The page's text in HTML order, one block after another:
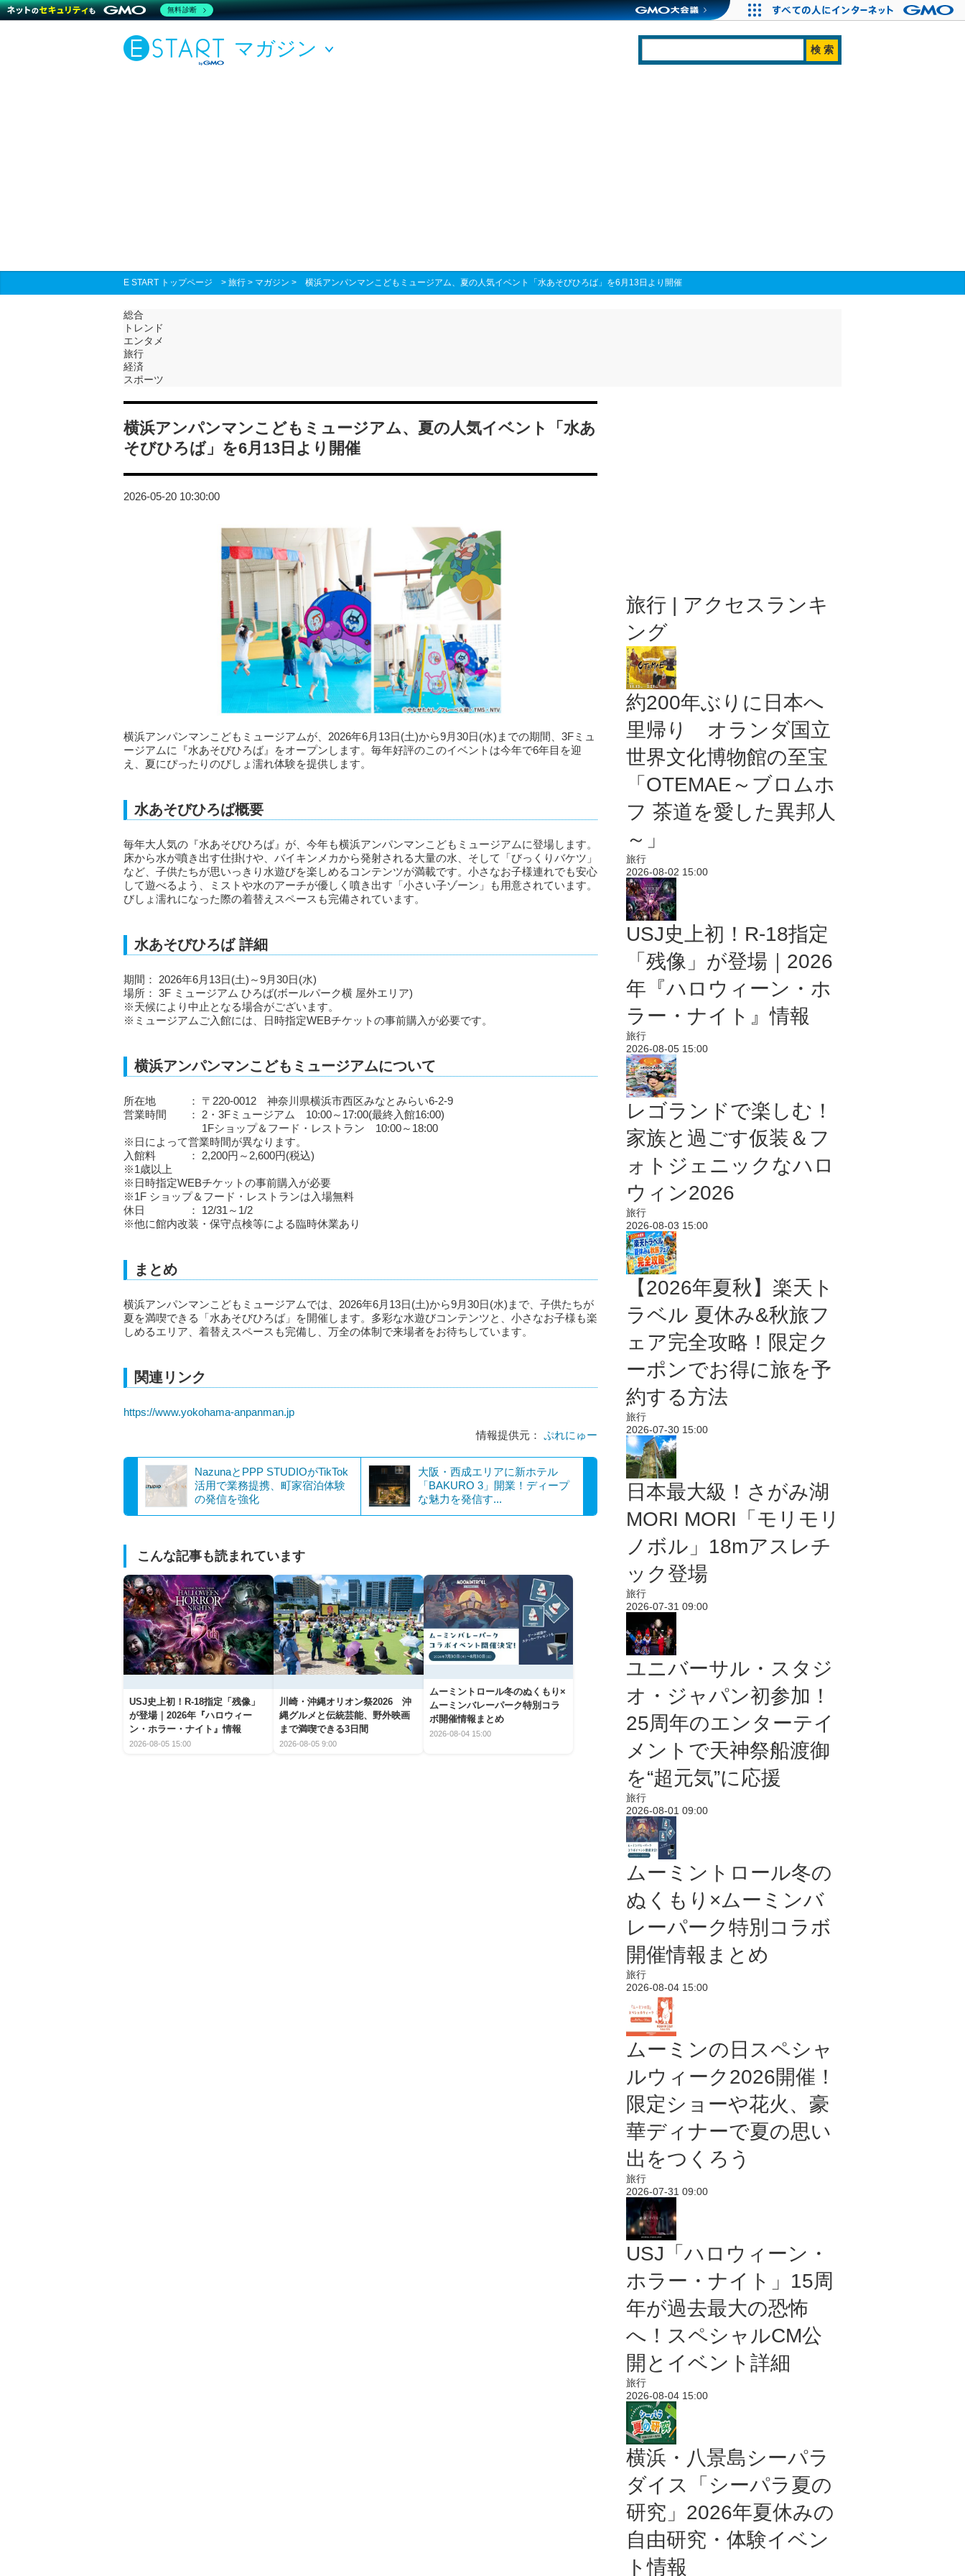
マガジン
E START トップページ > 旅行 > マガジン > 横浜アンパンマンこどもミュージアム、夏の人気イベント「水あそびひろば」を6月13日より開催
総合
トレンド
エンタメ
旅行
経済
スポーツ
横浜アンパンマンこどもミュージアム、夏の人気イベント「水あ
そびひろば」を6月13日より開催
2026-05-20 10:30:00
横浜アンパンマンこどもミュージアムが、2026年6月13日(土)から9月30日(水)までの期間、3Fミュ
ージアムに『水あそびひろば』をオープンします。毎年好評のこのイベントは今年で6年目を迎
え、夏にぴったりのびしょ濡れ体験を提供します。
水あそびひろば概要
毎年大人気の『水あそびひろば』が、今年も横浜アンパンマンこどもミュージアムに登場します。
床から水が噴き出す仕掛けや、バイキンメカから発射される大量の水、そして「びっくりバケツ」
など、子供たちが思いっきり水遊びを楽しめるコンテンツが満載です。小さなお子様連れでも安心
して遊べるよう、ミストや水のアーチが優しく噴き出す「小さい子ゾーン」も用意されています。
びしょ濡れになった際の着替えスペースも完備されています。
水あそびひろば 詳細
期間： 2026年6月13日(土)～9月30日(水)
場所： 3F ミュージアム ひろば(ボールパーク横 屋外エリア)
※天候により中止となる場合がございます。
※ミュージアムご入館には、日時指定WEBチケットの事前購入が必要です。
横浜アンパンマンこどもミュージアムについて
所在地 ： 〒220-0012 神奈川県横浜市西区みなとみらい6-2-9
営業時間 ： 2・3Fミュージアム 10:00～17:00(最終入館16:00)
1Fショップ＆フード・レストラン 10:00～18:00
※日によって営業時間が異なります。
入館料 ： 2,200円～2,600円(税込)
※1歳以上
※日時指定WEBチケットの事前購入が必要
※1F ショップ＆フード・レストランは入場無料
休日 ： 12/31～1/2
※他に館内改装・保守点検等による臨時休業あり
まとめ
横浜アンパンマンこどもミュージアムでは、2026年6月13日(土)から9月30日(水)まで、子供たちが
夏を満喫できる「水あそびひろば」を開催します。多彩な水遊びコンテンツと、小さなお子様も楽
しめるエリア、着替えスペースも完備し、万全の体制で来場者をお待ちしています。
関連リンク
https://www.yokohama-anpanman.jp
情報提供元： ぷれにゅー
NazunaとPPP STUDIOがTikTok
活用で業務提携、町家宿泊体験
の発信を強化
大阪・西成エリアに新ホテル
「BAKURO 3」開業！ディープ
な魅力を発信す...
こんな記事も読まれています
USJ史上初！R-18指定「残像」
が登場｜2026年『ハロウィー
ン・ホラー・ナイト』情報
2026-08-05 15:00
川崎・沖縄オリオン祭2026 沖
縄グルメと伝統芸能、野外映画
まで満喫できる3日間
2026-08-05 9:00
ムーミントロール冬のぬくもり×
ムーミンバレーパーク特別コラ
ボ開催情報まとめ
2026-08-04 15:00
旅行 | アクセスランキ
ング
約200年ぶりに日本へ
里帰り オランダ国立
世界文化博物館の至宝
「OTEMAE～ブロムホ
フ 茶道を愛した異邦人
～」
旅行
2026-08-02 15:00
USJ史上初！R-18指定
「残像」が登場｜2026
年『ハロウィーン・ホ
ラー・ナイト』情報
旅行
2026-08-05 15:00
レゴランドで楽しむ！
家族と過ごす仮装＆フ
ォトジェニックなハロ
ウィン2026
旅行
2026-08-03 15:00
【2026年夏秋】楽天ト
ラベル 夏休み&秋旅フ
ェア完全攻略！限定ク
ーポンでお得に旅を予
約する方法
旅行
2026-07-30 15:00
日本最大級！さがみ湖
MORI MORI「モリモリ
ノボル」18mアスレチ
ック登場
旅行
2026-07-31 09:00
ユニバーサル・スタジ
オ・ジャパン初参加！
25周年のエンターテイ
メントで天神祭船渡御
を“超元気”に応援
旅行
2026-08-01 09:00
ムーミントロール冬の
ぬくもり×ムーミンバ
レーパーク特別コラボ
開催情報まとめ
旅行
2026-08-04 15:00
ムーミンの日スペシャ
ルウィーク2026開催！
限定ショーや花火、豪
華ディナーで夏の思い
出をつくろう
旅行
2026-07-31 09:00
USJ「ハロウィーン・
ホラー・ナイト」15周
年が過去最大の恐怖
へ！スペシャルCM公
開とイベント詳細
旅行
2026-08-04 15:00
横浜・八景島シーパラ
ダイス「シーパラ夏の
研究」2026年夏休みの
自由研究・体験イベン
ト情報
無料診断